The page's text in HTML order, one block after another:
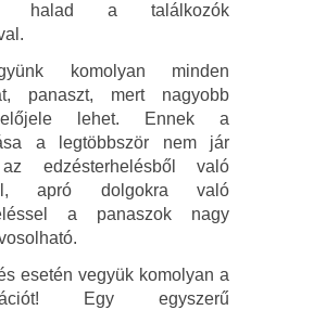
halad a találkozók
komolyan minden
panaszt, mert nagyobb
lehet. Ennek a
a legtöbbször nem jár
edzésterhelésből való
apró dolgokra való
a panaszok nagy
esetén vegyük komolyan a
Egy egyszerű